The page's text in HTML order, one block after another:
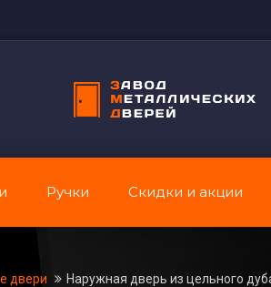
Ручки Скидки и акции
двери Наружная дверь из цельного